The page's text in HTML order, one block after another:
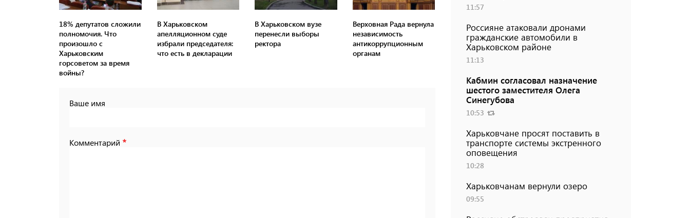
18% депутатов сложили
полномочия. Что
произошло с
Харьковским
горсоветом за время
войны?
В Харьковском
апелляционном суде
избрали председателя:
что есть в декларации
В Харьковском вузе
перенесли выборы
ректора
Верховная Рада вернула
независимость
антикоррупционным
органам
Ваше имя
Комментарий
11:57
Россияне атаковали дронами
гражданские автомобили в
Харьковском районе
11:13
Кабмин согласовал назначение
шестого заместителя Олега
Синегубова
10:53
Харьковчане просят поставить в
транспорте системы экстренного
оповещения
10:28
Харьковчанам вернули озеро
09:55